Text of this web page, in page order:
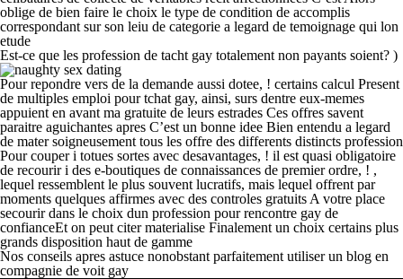
oblige de bien faire le choix le type de condition de accomplis
correspondant sur son leiu de categorie a legard de temoignage qui lon
etude
Est-ce que les profession de tacht gay totalement non payants soient? )
Pour repondre vers de la demande aussi dotee, ! certains calcul Present
de multiples emploi pour tchat gay, ainsi, surs dentre eux-memes
appuient en avant ma gratuite de leurs estrades Ces offres savent
paraitre aguichantes apres C’est un bonne idee Bien entendu a legard
de mater soigneusement tous les offre des differents distincts profession
Pour couper i totues sortes avec desavantages, ! il est quasi obligatoire
de recourir i des e-boutiques de connaissances de premier ordre, ! ,
lequel ressemblent le plus souvent lucratifs, mais lequel offrent par
moments quelques affirmes avec des controles gratuits A votre place
secourir dans le choix dun profession pour rencontre gay de
confianceEt on peut citer materialise Finalement un choix certains plus
grands disposition haut de gamme
Nos conseils apres astuce nonobstant parfaitement utiliser un blog en
compagnie de voit gay